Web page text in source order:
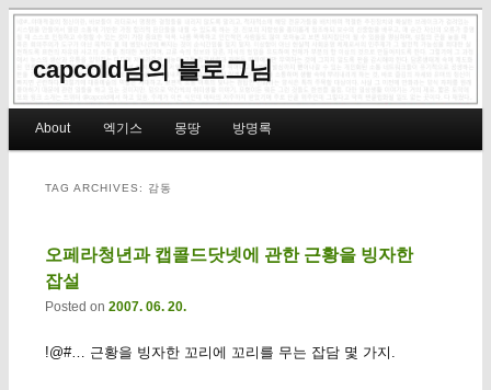
capcold님의 블로그님
Skip to primary content
Skip to secondary content
About 엑기스 몽땅 방명록
TAG ARCHIVES: 감동
오페라청년과 캡콜드닷넷에 관한 근황을 빙자한
잡설
Posted on 2007. 06. 20.
!@#… 근황을 빙자한 꼬리에 꼬리를 무는 잡담 몇 가지.